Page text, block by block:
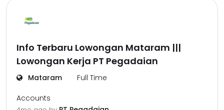
Info Terbaru Lowongan Mataram |||
Lowongan Kerja PT Pegadaian
Mataram Full Time
Accounts